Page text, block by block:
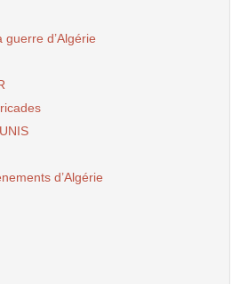
guerre d’Algérie
d’Algérie